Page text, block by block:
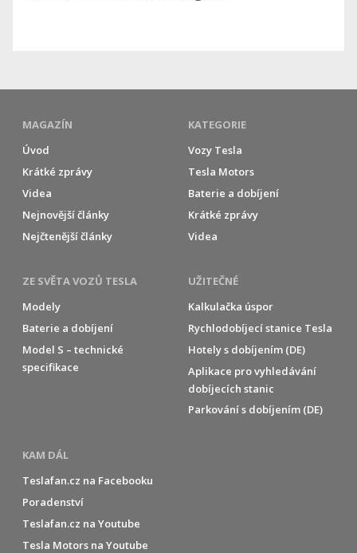
MAGAZÍN
Úvod
Krátké zprávy
Videa
Nejnovější články
Nejčtenější články
KATEGORIE
Vozy Tesla
Tesla Motors
Baterie a dobíjení
Krátké zprávy
Videa
ZE SVĚTA VOZŮ TESLA
Modely
Baterie a dobíjení
Model S – technické
specifikace
UŽITEČNÉ
Kalkulačka úspor
Rychlodobíjecí stanice Tesla
Hotely s dobíjením (DE)
Aplikace pro vyhledávání
dobíjecích stanic
Parkování s dobíjením (DE)
KAM DÁL
Teslafan.cz na Facebooku
Poradenství
Teslafan.cz na Youtube
Tesla Motors na Youtube